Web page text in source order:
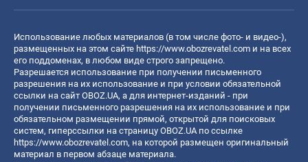
Использование любых материалов (в том числе фото- и видео-),
размещенных на этом сайте https://www.obozrevatel.com и на всех
его поддоменах, в любом виде строго запрещено.
Разрешается использование при получении письменного
разрешения на их использование и при условии обязательной
ссылки на сайт OBOZ.UA, а для интернет-изданий - при
получении письменного разрешения на их использование и при
обязательном размещении прямой, открытой для поисковых
систем, гиперссылки на страницу OBOZ.UA по ссылке
https://www.obozrevatel.com, на которой размещен оригинальный
материал в первом абзаце материала.